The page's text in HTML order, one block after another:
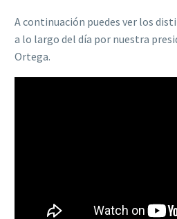
A continuación puedes ver los
a lo largo del día por nuestra
Ortega.